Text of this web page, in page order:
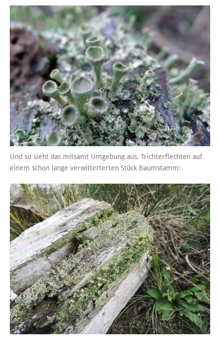
Und so sieht das mitsamt Umgebung aus, Trichterflechten auf
einem schon lange verwitterterten Stück Baumstamm: